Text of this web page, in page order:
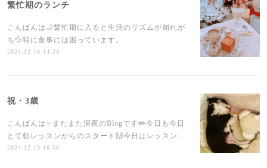
繁忙期のランチ
こんばんは🌙繁忙期に入ると生活のリズムが崩れが
ち💦特に食事には困っています。
2024.12.16 14:23
祝・3歳
こんばんは✨またまた深夜のBlogです✏️今日も今日
とて朝レッスンからのスタート🙌今日はレッスン…
2024.12.13 16:58